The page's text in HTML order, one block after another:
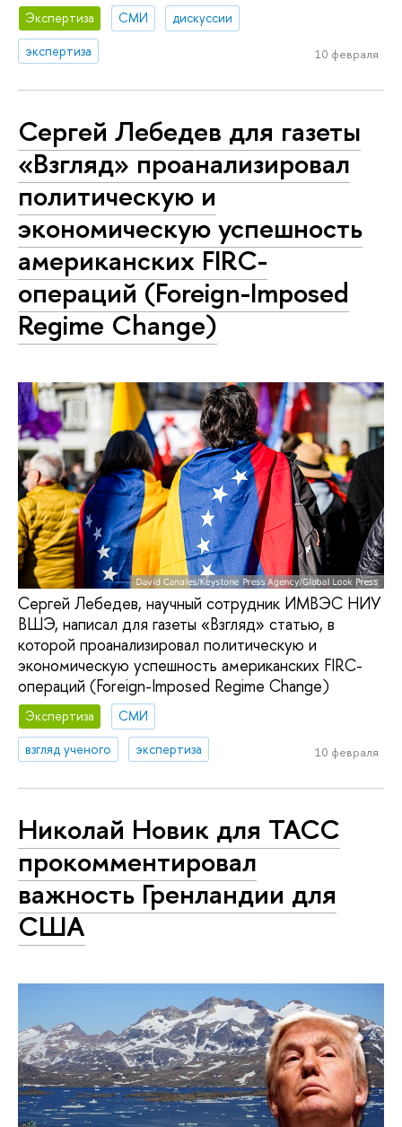
Экспертиза СМИ
дискуссии
экспертиза
10 февраля
Сергей Лебедев для газеты
«Взгляд» проанализировал
политическую и
экономическую успешность
американских FIRC-
операций (Foreign-Imposed
Regime Change)
Сергей Лебедев, научный сотрудник ИМВЭС НИУ
ВШЭ, написал для газеты «Взгляд» статью, в
которой проанализировал политическую и
экономическую успешность американских FIRC-
операций (Foreign-Imposed Regime Change)
Экспертиза
СМИ
взгляд ученого
экспертиза 10 февраля
Николай Новик для ТАСС
прокомментировал
важность Гренландии для
США